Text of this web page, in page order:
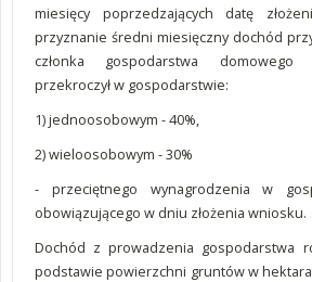
miesięcy poprzedzających datę
przyznanie średni miesięczny dochód
członka gospodarstwa domowego
przekroczył w gospodarstwie:
1) jednoosobowym - 40%,
2) wieloosobowym - 30%
- przeciętnego wynagrodzenia w
obowiązującego w dniu złożenia wniosku.
Dochód z prowadzenia gospodarstwa
podstawie powierzchni gruntów w